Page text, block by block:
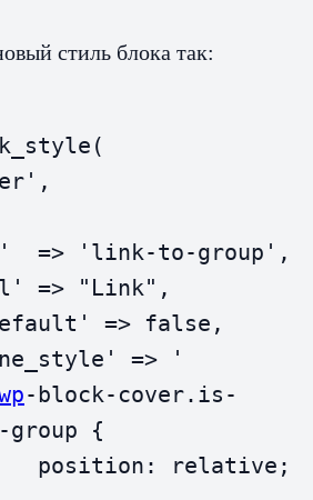
стиль блока так:
-block-cover.is-
{